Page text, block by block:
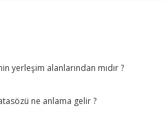
yerleşim alanlarından mıdır ?
ne anlama gelir ?